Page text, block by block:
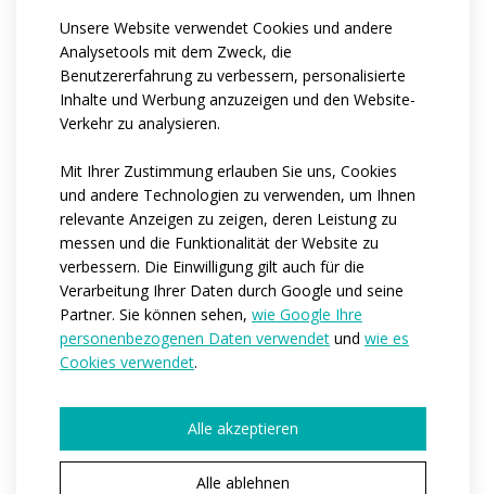
Unsere Website verwendet Cookies und andere
Analysetools mit dem Zweck, die
Benutzererfahrung zu verbessern, personalisierte
Inhalte und Werbung anzuzeigen und den Website-
Verkehr zu analysieren.
Mit Ihrer Zustimmung erlauben Sie uns, Cookies
und andere Technologien zu verwenden, um Ihnen
relevante Anzeigen zu zeigen, deren Leistung zu
messen und die Funktionalität der Website zu
verbessern. Die Einwilligung gilt auch für die
Verarbeitung Ihrer Daten durch Google und seine
Partner. Sie können sehen, wie Google Ihre
personenbezogenen Daten verwendet und wie es
Cookies verwendet.
Alle akzeptieren
Alle ablehnen
Wie viele Personen sind es ungefähr, für die
wir die Kleidung produzieren würden?*
1-4 5-10
Hunderte von Stücken
Wann würden Sie brauchen, dass wir mit der
Produktion beginnen?*
Sofort
Innerhalb der nächsten 3-6 Monate
Ich habe noch keine Vorstellung
Would you like to tell us more details?
Die mit * gekennzeichneten Feld sind Pflichtfelder.
Durch das Absenden stimme ich der
Verarbeitungpersonenbezogener Datenzu